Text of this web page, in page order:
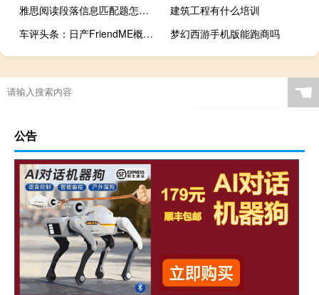
雅思阅读段落信息匹配题怎么做
建筑工程有什么培训
车评头条：日产FriendME概念车将于下周在上海车展上首次亮相
梦幻西游手机版能跑商吗
☚
公告